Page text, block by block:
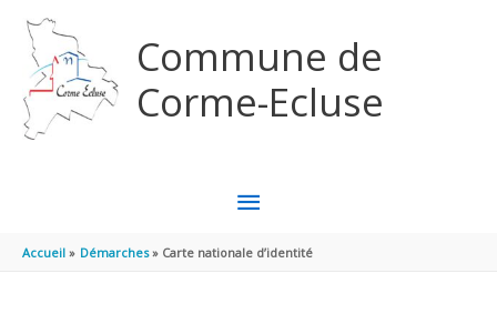
Commune de
Corme-Ecluse
MENU
PRINCIPAL
Accueil Démarches Carte nationale d’identité